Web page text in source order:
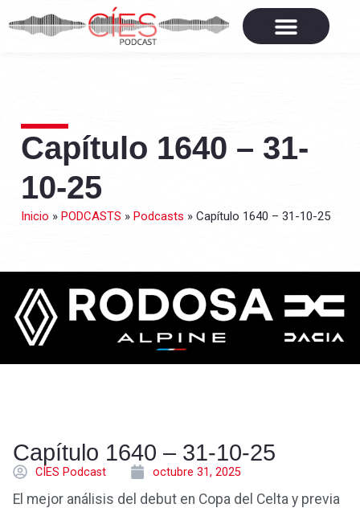
Capítulo 1640 – 31-
10-25
Inicio » PODCASTS » Podcasts » Capítulo 1640 – 31-10-25
Capítulo 1640 – 31-10-25
CÍES Podcast octubre 31, 2025
El mejor análisis del debut en Copa del Celta y previa